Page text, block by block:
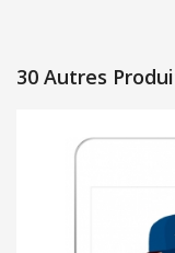
30 Autres